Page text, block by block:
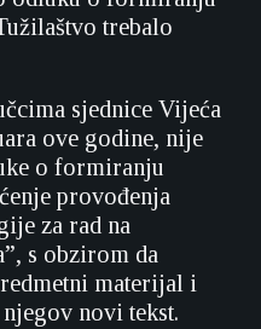
trebalo
sjednice Vijeća
ove godine, nije
o formiranju
provođenja
za rad na
s obzirom da
materijal i
novi tekst.